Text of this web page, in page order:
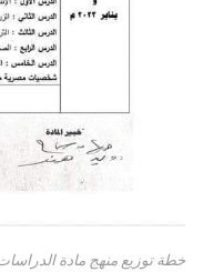
خطة توزيع منهج مادة الدراسات